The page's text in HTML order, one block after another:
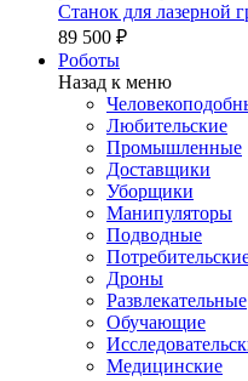
Станок для лазерной
89 500 ₽
Роботы
Назад к меню
Любительские
Промышленные
Доставщики
Уборщики
Манипуляторы
Подводные
Дроны
Развлекательные
Обучающие
Медицинские